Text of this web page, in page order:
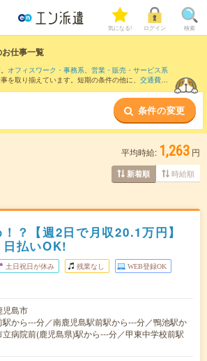
気になる! ログイン 検索
お仕事一覧
オフィスワーク・事務系、 営業・販売・サービス系
を取り揃えています。短期の条件の他に、 交通費別
条件の変更
平均時給: 1,263 円
新着順 時給順
？【週2日で月収20.1万円】
払いOK!
土日祝日が休み 残業なし WEB登録OK
児島市
駅から---分／南鹿児島駅前駅から---分／鴨池駅か
立病院前(鹿児島県)駅から---分／甲東中学校前駅